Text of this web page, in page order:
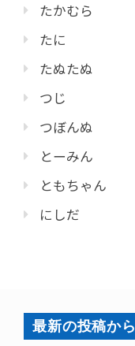
たかむら
たに
たぬたぬ
つじ
つぼんぬ
とーみん
ともちゃん
にしだ
最新の投稿から